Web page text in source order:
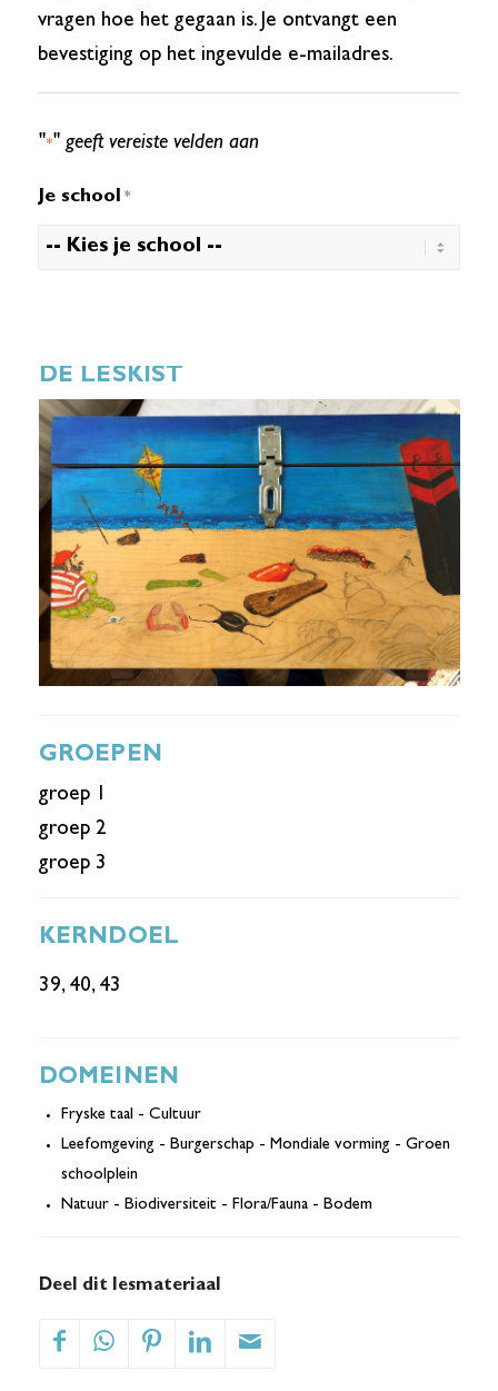
vragen hoe het gegaan is. Je ontvangt een
bevestiging op het ingevulde e-mailadres.
"*" geeft vereiste velden aan
Je school *
DE LESKIST
GROEPEN
groep 1
groep 2
groep 3
KERNDOEL
39, 40, 43
DOMEINEN
Fryske taal - Cultuur
Leefomgeving - Burgerschap - Mondiale vorming - Groen
schoolplein
Natuur - Biodiversiteit - Flora/Fauna - Bodem
Deel dit lesmateriaal